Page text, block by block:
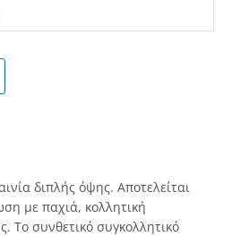
διπλής όψης. Αποτελείται
με παχιά, κολλητική
Το συνθετικό συγκολλητικό